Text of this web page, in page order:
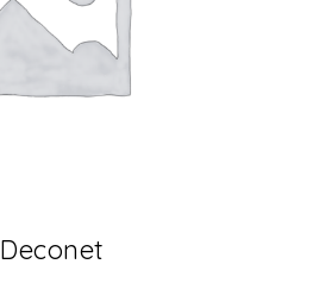
Deconet